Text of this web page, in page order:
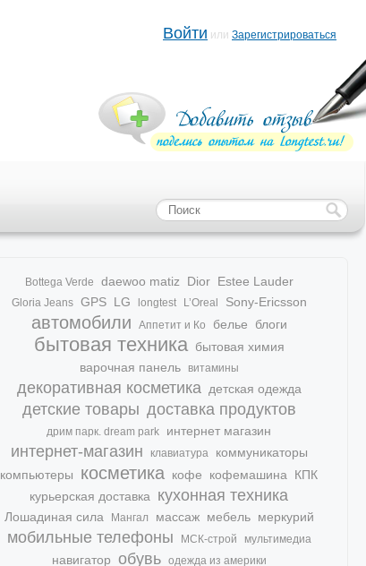
Войти или Зарегистрироваться
Bottega Verde daewoo matiz Dior Estee Lauder
Gloria Jeans GPS LG longtest L’Oreal Sony-Ericsson
автомобили Аппетит и Ко белье блоги
бытовая техника бытовая химия
варочная панель
витамины
декоративная косметика детская одежда
детские товары доставка продуктов
дрим парк. dream park интернет магазин
интернет-магазин клавиатура
коммуникаторы
компьютеры
косметика кофе кофемашина
КПК
курьерская доставка
кухонная техника
Лошадиная сила Мангал массаж мебель меркурий
мобильные телефоны МСК-строй мультимедиа
навигатор обувь одежда из америки